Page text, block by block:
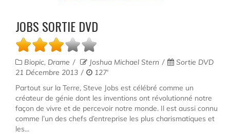
JOBS SORTIE DVD
Biopic, Drame Joshua Michael Stern
Sortie DVD
21 Décembre 2013
127'
Partout sur la Terre, Steve Jobs est célébré comme un
créateur de génie dont les inventions ont révolutionné notre
façon de vivre et de percevoir notre monde. Il est aussi connu
comme l’un des chefs d’entreprise les plus charismatiques et
les...